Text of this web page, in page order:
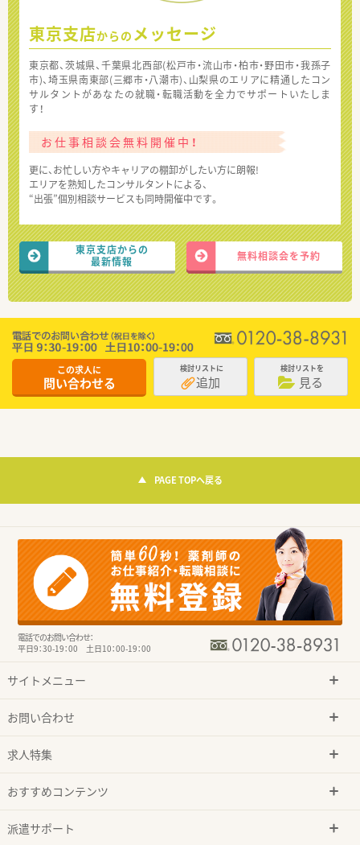
東京支店からの メッセージ
東京都、茨城県、千葉県北西部(松戸市・流山市・柏市・野田市・我孫子
市)、埼玉県南東部(三郷市・八潮市)、山梨県のエリアに精通したコン
サルタントがあなたの就職・転職活動を全力でサポートいたしま
す！
お仕事相談会無料開催中！
更に、お忙しい方やキャリアの棚卸がしたい方に朗報!
エリアを熟知したコンサルタントによる、
“出張”個別相談サービスも同時開催中です。
東京支店からの
最新情報
無料相談会を予約
この求人に
問い合わせる
検討リストに
追加
検討リストを
見る
PAGE TOPへ戻る
電話でのお問い合わせ：
平日9：30-19：00 土日10：00-19：00
サイトメニュー
お問い合わせ
求人特集
おすすめコンテンツ
派遣サポート